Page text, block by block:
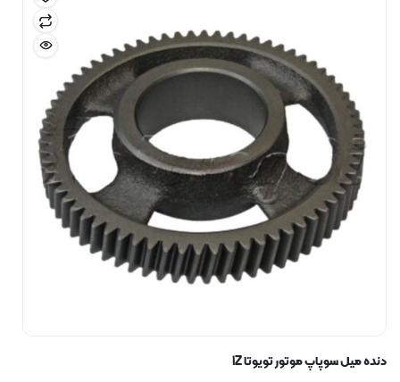
دنده میل سوپاپ موتور تویوتا 1Z